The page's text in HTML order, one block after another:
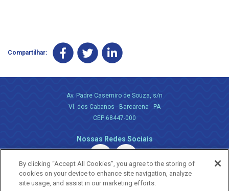
Compartilhar:
Av. Padre Casemiro de Souza, s/n
Vl. dos Cabanos - Barcarena - PA
CEP 68447-000
Nossas Redes Sociais
By clicking “Accept All Cookies”, you agree to the storing of
cookies on your device to enhance site navigation, analyze
site usage, and assist in our marketing efforts.